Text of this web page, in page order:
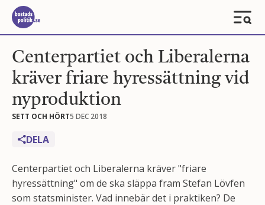
Centerpartiet och Liberalerna
kräver friare hyressättning vid
nyproduktion
SETT OCH HÖRT5 DEC 2018
DELA
Centerpartiet och Liberalerna kräver "friare
hyressättning" om de ska släppa fram Stefan Lövfen
som statsminister. Vad innebär det i praktiken? De